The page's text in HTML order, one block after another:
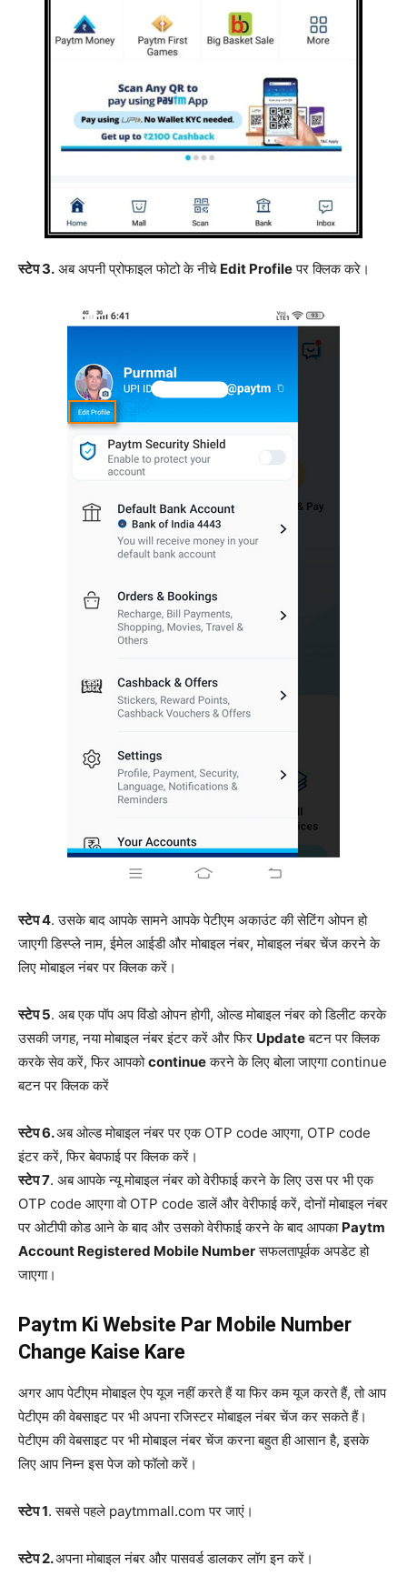
स्टेप 3. अब अपनी प्रोफाइल फोटो के नीचे Edit Profileपर क्लिक करे।
स्टेप 4. उसके बाद आपके सामने आपके पेटीएम अकाउंट की सेटिंग ओपन हो
जाएगी डिस्प्ले नाम, ईमेल आईडी और मोबाइल नंबर, मोबाइल नंबर चेंज करने के
लिए मोबाइल नंबर पर क्लिक करें।
स्टेप 5. अब एक पॉप अप विंडो ओपन होगी, ओल्ड मोबाइल नंबर को डिलीट करके
उसकी जगह, नया मोबाइल नंबर इंटर करें और फिर Updateबटन पर क्लिक
करके सेव करें, फिर आपकोcontinueकरने के लिए बोला जाएगा continue
बटन पर क्लिक करें
स्टेप 6.अब ओल्ड मोबाइल नंबर पर एक OTP code आएगा, OTP code
इंटर करें, फिर बेवफाई पर क्लिक करें।
स्टेप 7. अब आपके न्यू मोबाइल नंबर को वेरीफाई करने के लिए उस पर भी एक
OTP code आएगा वो OTP code डालें और वेरीफाई करें, दोनों मोबाइल नंबर
पर ओटीपी कोड आने के बाद और उसको वेरीफाई करने के बाद आपका Paytm
Account Registered Mobile Numberसफलतापूर्वक अपडेट हो
जाएगा।
Paytm Ki Website Par Mobile Number
Change Kaise Kare
अगर आप पेटीएम मोबाइल ऐप यूज नहीं करते हैं या फिर कम यूज करते हैं, तो आप
पेटीएम की वेबसाइट पर भी अपना रजिस्टर मोबाइल नंबर चेंज कर सकते हैं।
पेटीएम की वेबसाइट पर भी मोबाइल नंबर चेंज करना बहुत ही आसान है, इसके
लिए आप निम्न इस पेज को फॉलो करें।
स्टेप 1. सबसे पहले paytmmall.com पर जाएं।
स्टेप 2.अपना मोबाइल नंबर और पासवर्ड डालकर लॉग इन करें।